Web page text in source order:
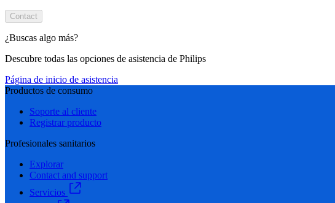
Contact
¿Buscas algo más?
Descubre todas las opciones de asistencia de Philips
Página de inicio de asistencia
Productos de consumo
Soporte al cliente
Registrar producto
Profesionales sanitarios
Explorar
Contact and support
Servicios